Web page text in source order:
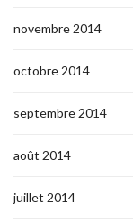
novembre 2014
octobre 2014
septembre 2014
août 2014
juillet 2014